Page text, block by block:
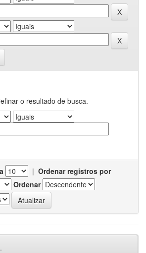
o resultado de busca.
| Ordenar registros por
Ordenar